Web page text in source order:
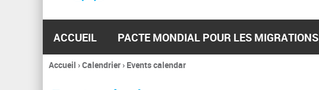
ACCUEIL PACTE MONDIAL POUR LES MIGRATIONS
Vous
Accueil ›Calendrier› Events calendar